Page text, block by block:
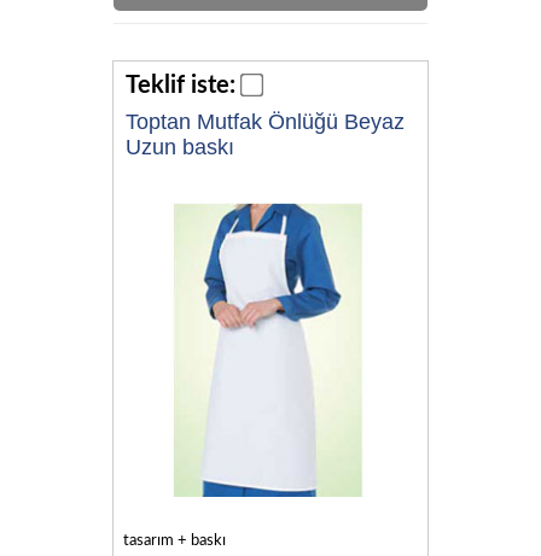
Teklif iste:
Toptan Mutfak Önlüğü Beyaz
Uzun baskı
tasarım + baskı